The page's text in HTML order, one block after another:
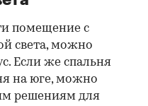
помещение с
света, можно
Если же спальня
на юге, можно
решениям для